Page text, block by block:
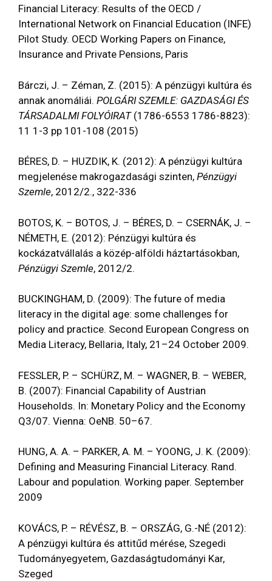
Financial Literacy: Results of the OECD /
International Network on Financial Education (INFE)
Pilot Study. OECD Working Papers on Finance,
Insurance and Private Pensions, Paris
Bárczi, J. – Zéman, Z. (2015): A pénzügyi kultúra és
annak anomáliái. POLGÁRI SZEMLE: GAZDASÁGI ÉS
TÁRSADALMI FOLYÓIRAT(1786-6553 1786-8823):
11 1-3 pp 101-108 (2015)
BÉRES, D. – HUZDIK, K. (2012): A pénzügyi kultúra
megjelenése makrogazdasági szinten, Pénzügyi
Szemle, 2012/2., 322-336
BOTOS, K. – BOTOS, J. – BÉRES, D. – CSERNÁK, J. –
NÉMETH, E. (2012): Pénzügyi kultúra és
kockázatvállalás a közép-alföldi háztartásokban,
Pénzügyi Szemle, 2012/2.
BUCKINGHAM, D. (2009): The future of media
literacy in the digital age: some challenges for
policy and practice. Second European Congress on
Media Literacy, Bellaria, Italy, 21–24 October 2009.
FESSLER, P. – SCHÜRZ, M. – WAGNER, B. – WEBER,
B. (2007): Financial Capability of Austrian
Households. In: Monetary Policy and the Economy
Q3/07. Vienna: OeNB. 50–67.
HUNG, A. A. – PARKER, A. M. – YOONG, J. K. (2009):
Defining and Measuring Financial Literacy. Rand.
Labour and population. Working paper. September
2009
KOVÁCS, P. – RÉVÉSZ, B. – ORSZÁG, G.-NÉ (2012):
A pénzügyi kultúra és attitűd mérése, Szegedi
Tudományegyetem, Gazdaságtudományi Kar,
Szeged